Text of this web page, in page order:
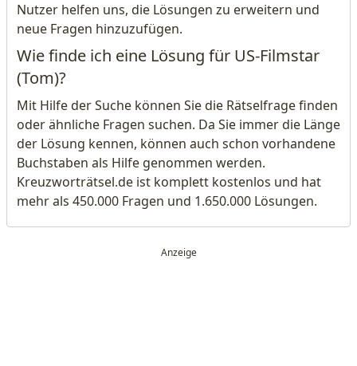
Nutzer helfen uns, die Lösungen zu erweitern und
neue Fragen hinzuzufügen.
Wie finde ich eine Lösung für US-Filmstar
(Tom)?
Mit Hilfe der Suche können Sie die Rätselfrage finden
oder ähnliche Fragen suchen. Da Sie immer die Länge
der Lösung kennen, können auch schon vorhandene
Buchstaben als Hilfe genommen werden.
Kreuzworträtsel.de ist komplett kostenlos und hat
mehr als 450.000 Fragen und 1.650.000 Lösungen.